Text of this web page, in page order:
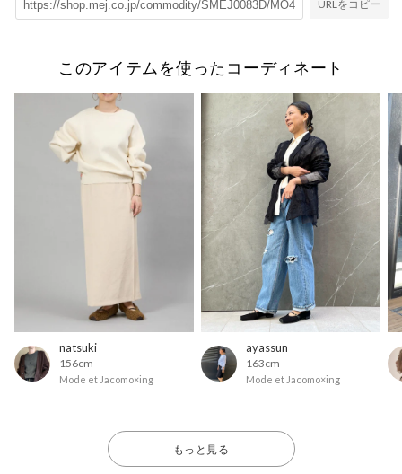
URLをコピー
このアイテムを使ったコーディネート
natsuki
156cm
Mode et Jacomo×ing
ayassun
163cm
Mode et Jacomo×ing
もっと見る